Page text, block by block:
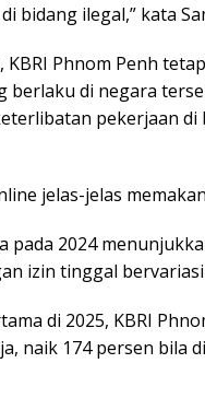
bidang ilegal,” kata
KBRI Phnom Penh
berlaku di negara
pekerjaan
jelas-jelas
pada 2024
izin tinggal
di 2025, KBRI
naik 174 persen bila